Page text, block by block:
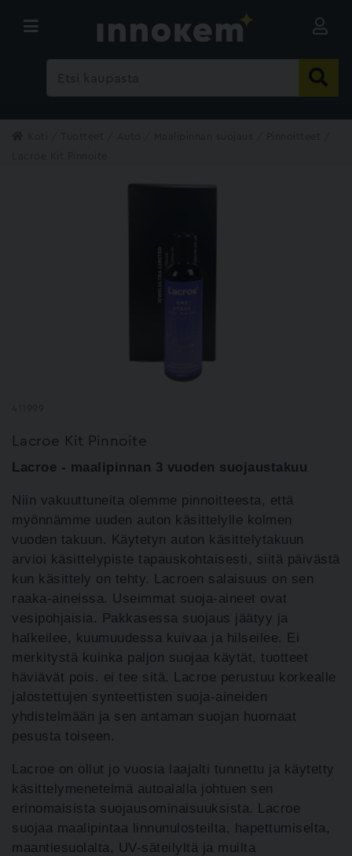
Lacroe Kit Pinnoite
Lacroe - maalipinnan 3 vuoden suojaustakuu
Niin vakuuttuneita olemme pinnoitteesta, että
myönnämme uuden auton käsittelylle kolmen
vuoden takuun. Käytetyn auton käsittelytakuun
arvioi käsittelypiste tapauskohtaisesti, siitä päivästä
kun käsittely on tehty. Lacroen salaisuus on sen
raaka-aineissa. Useimmat suoja-aineet ovat
vesipohjaisia. Pakkasessa suojaus jäätyy ja
halkeilee, kuumuudessa kuivaa ja hilseilee. Ei
merkitystä kuinka paljon suojaa käytät, tuotteet
häviävät pois. ei tee sitä. Lacroe perustuu korkealle
jalostettujen synteettisten suoja-aineiden
yhdistelmään ja sen antaman suojan huomaat
pesusta toiseen.
Lacroe on ollut jo vuosia laajalti tunnettu ja käytetty
käsittelymenetelmä autoalalla johtuen sen
erinomaisista suojausominaisuuksista. Lacroe
suojaa maalipintaa linnunulosteilta, hapettumiselta,
maantiesuolalta, UV-säteilyltä ja muilta